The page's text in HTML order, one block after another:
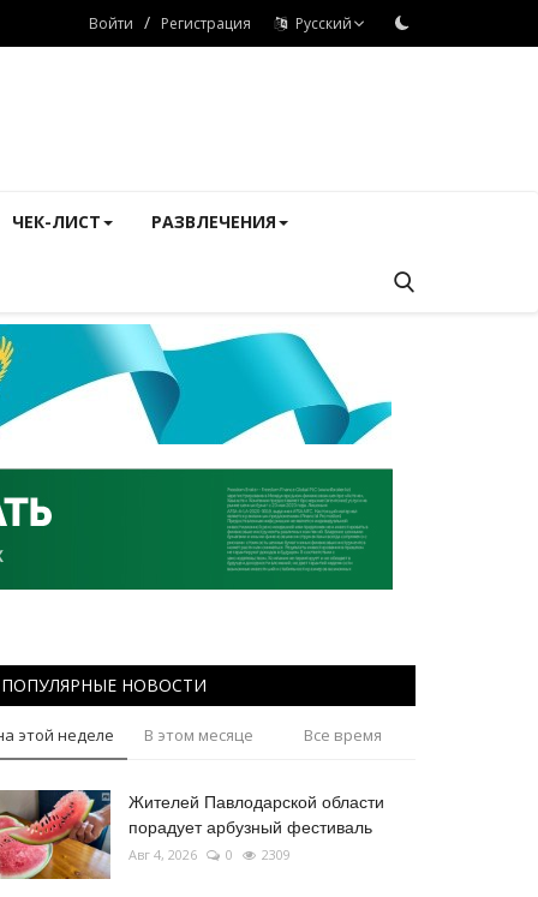
Войти / Регистрация Русский
ЧЕК-ЛИСТ РАЗВЛЕЧЕНИЯ
ПОПУЛЯРНЫЕ НОВОСТИ
этой неделе В этом месяце Все время
Жителей Павлодарской области
порадует арбузный фестиваль
Авг 4, 2026 0 2309